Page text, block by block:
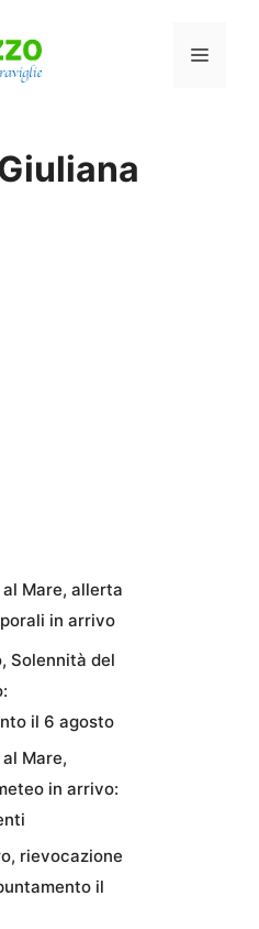
Menu
Mare, allerta
in arrivo
Solennità del
il 6 agosto
Mare,
in arrivo:
rievocazione
il